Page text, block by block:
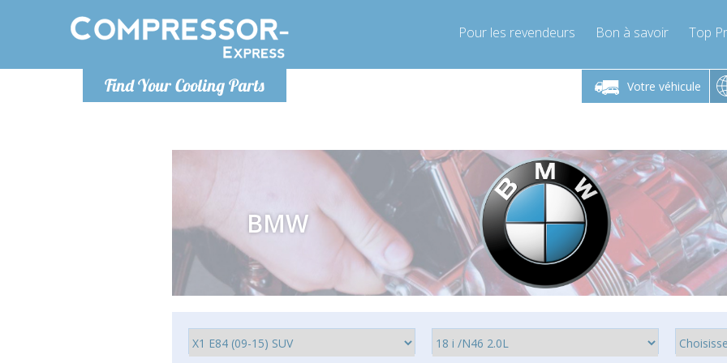
Find Your Cooling Parts
Pour les revendeurs Bon à savoir Top
Votre véhicule
Lundi-Vendredi 9h-17h
info@compressor-express.fr
Lundi-Vendredi 9h-17h Lundi-Vendredi 9h-17h
info@compressor-express.fr
BMW